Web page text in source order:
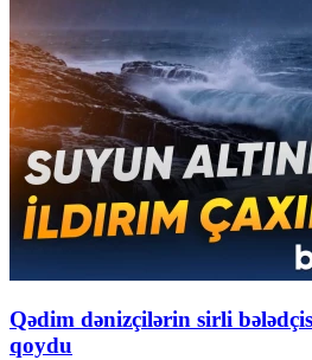
Qədim dənizçilərin sirli
qoydu